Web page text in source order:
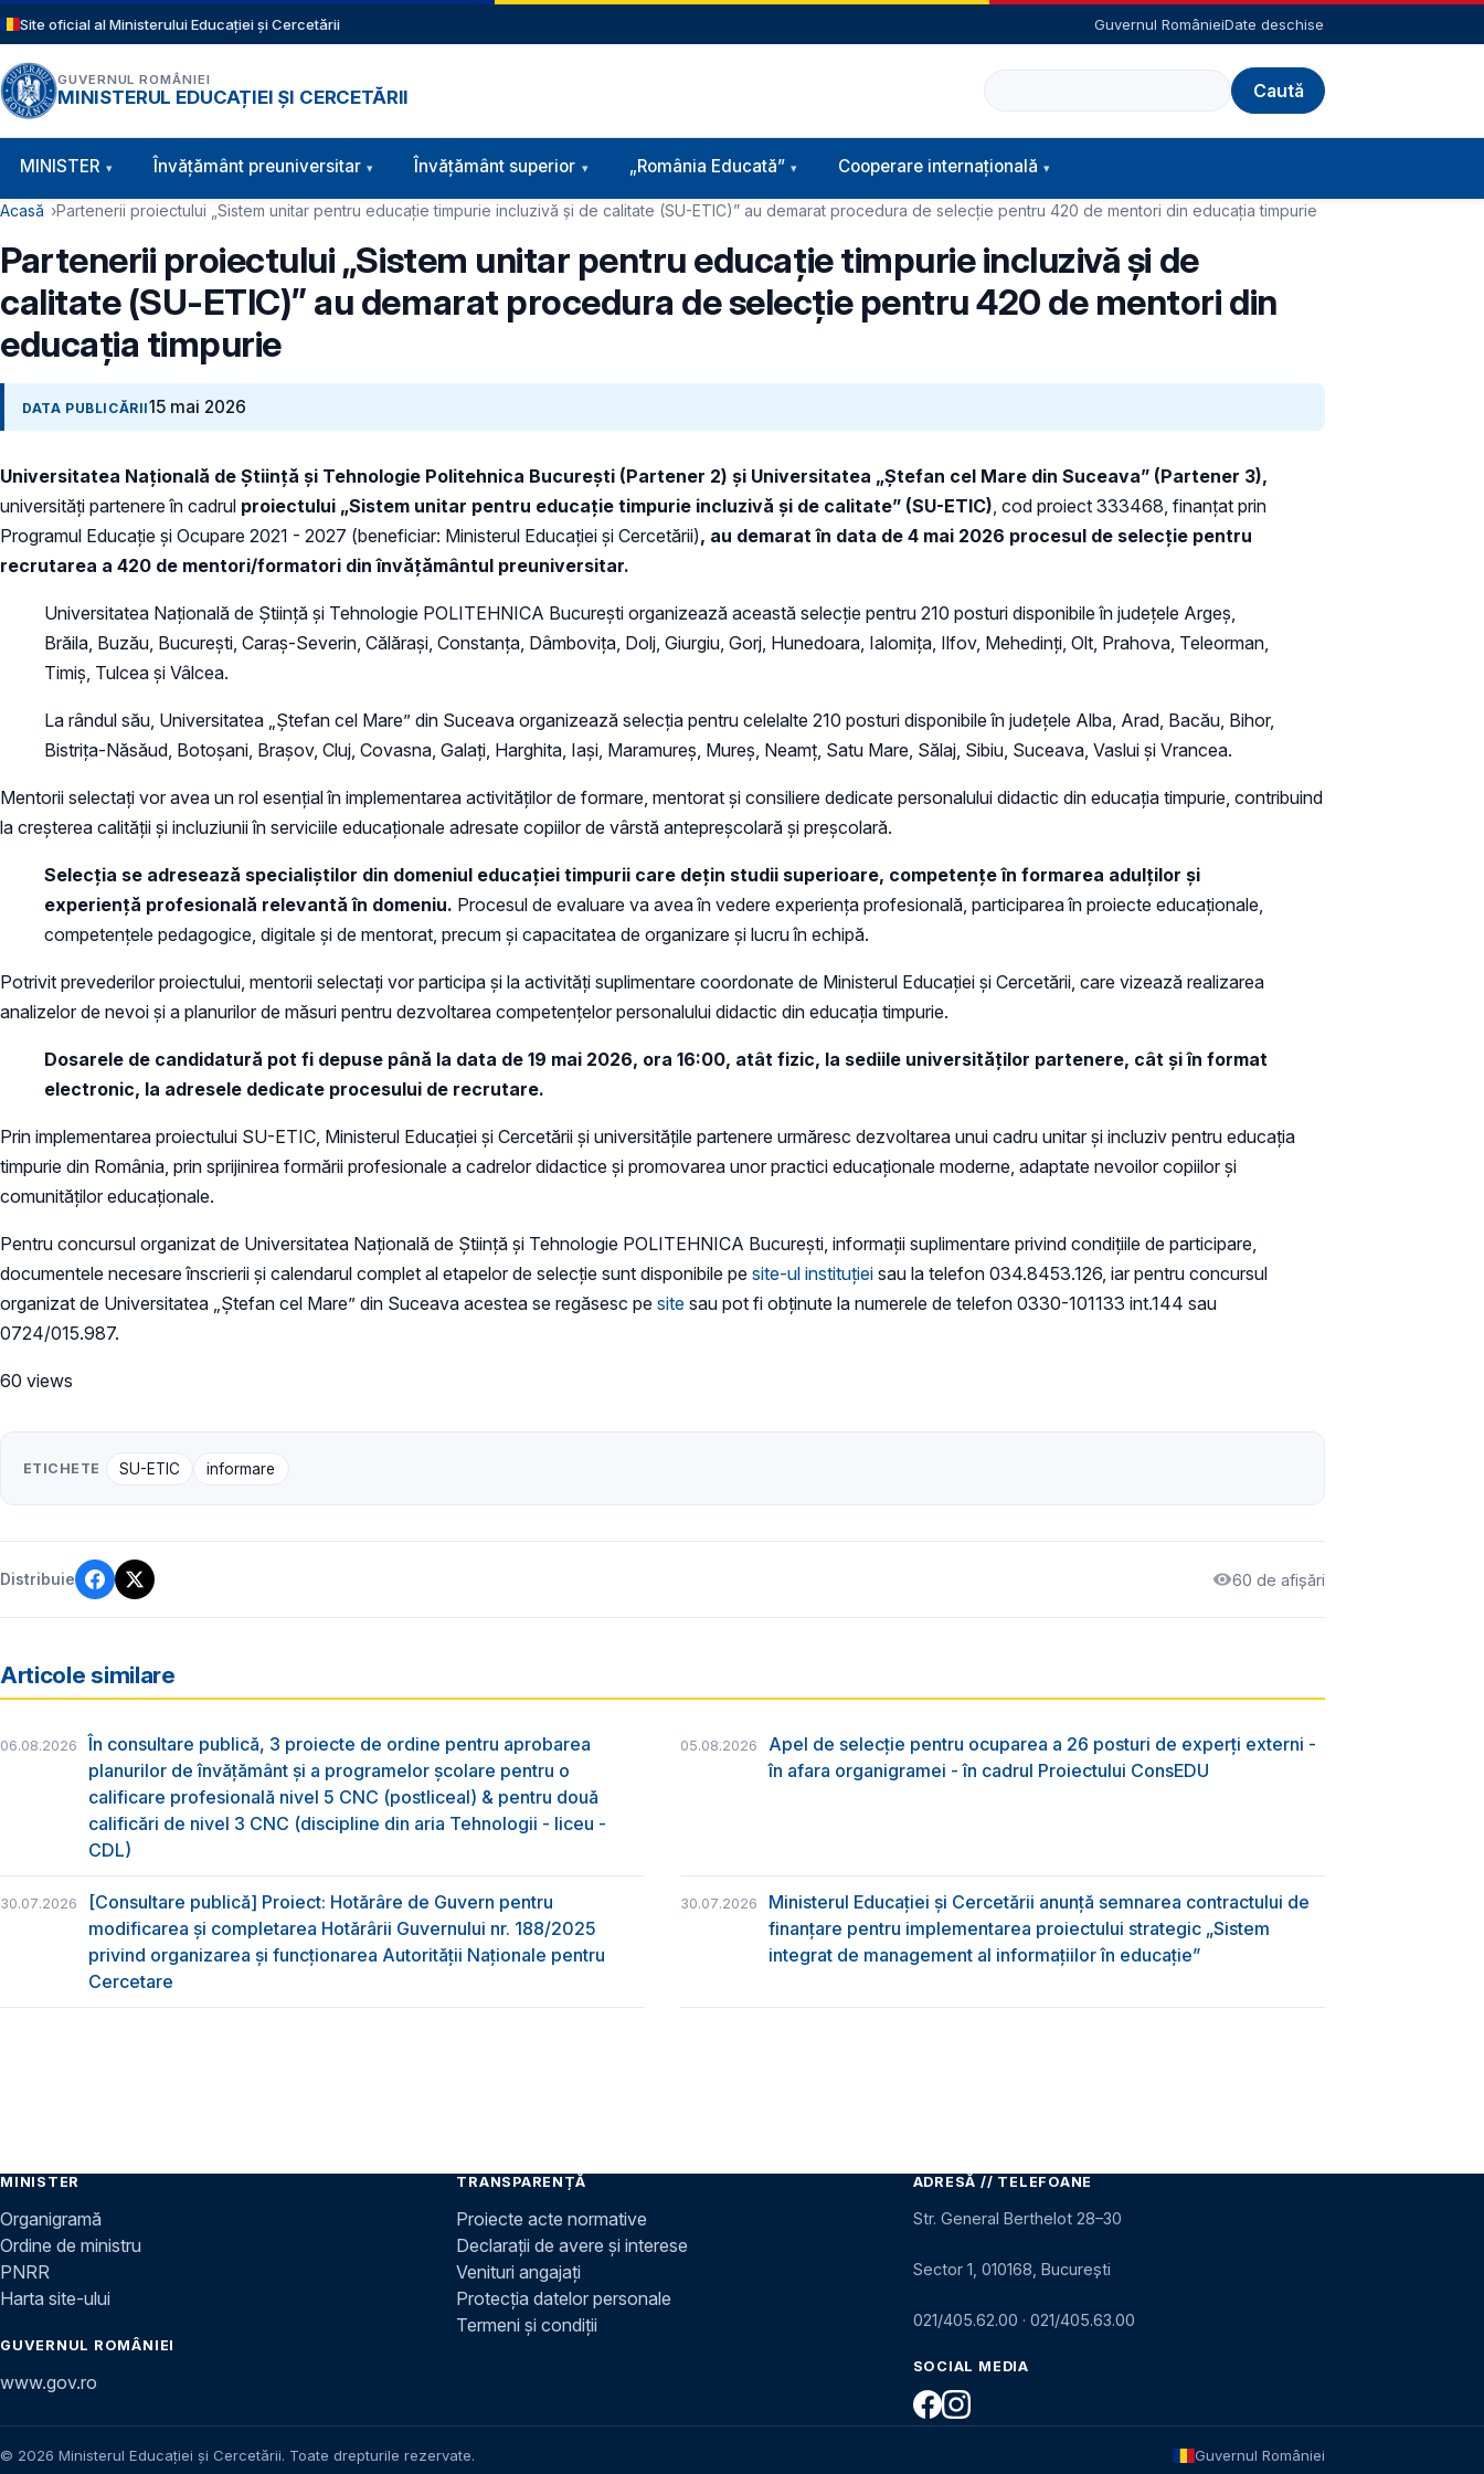
Sari la conținutul principal
Site oficial al Ministerului Educației și Cercetării Guvernul RomânieiDate deschise
GUVERNUL ROMÂNIEI
MINISTERUL EDUCAȚIEI ȘI CERCETĂRII
Caută
Navigație principală
MINISTER Învăţământ preuniversitar Învățământ superior „România Educată” Cooperare internațională
Cale de navigare
Acasă Partenerii proiectului „Sistem unitar pentru educație timpurie incluzivă și de calitate (SU-ETIC)” au demarat procedura de selecție pentru 420 de mentori din educația timpurie
Partenerii proiectului „Sistem unitar pentru educație timpurie incluzivă și de
calitate (SU-ETIC)” au demarat procedura de selecție pentru 420 de mentori din
educația timpurie
DATA PUBLICĂRII15 mai 2026
Universitatea Națională de Știință și Tehnologie Politehnica București (Partener 2) și Universitatea „Ștefan cel Mare din Suceava” (Partener 3),
universități partenere în cadrul proiectului „Sistem unitar pentru educație timpurie incluzivă și de calitate” (SU-ETIC), cod proiect 333468, finanțat prin
Programul Educație și Ocupare 2021 - 2027 (beneficiar: Ministerul Educației și Cercetării), au demarat în data de 4 mai 2026 procesul de selecție pentru
recrutarea a 420 de mentori/formatori din învățământul preuniversitar.
Universitatea Națională de Știință și Tehnologie POLITEHNICA București organizează această selecție pentru 210 posturi disponibile în județele Argeș,
Brăila, Buzău, București, Caraș-Severin, Călărași, Constanța, Dâmbovița, Dolj, Giurgiu, Gorj, Hunedoara, Ialomița, Ilfov, Mehedinți, Olt, Prahova, Teleorman,
Timiș, Tulcea și Vâlcea.
La rândul său, Universitatea „Ștefan cel Mare” din Suceava organizează selecția pentru celelalte 210 posturi disponibile în județele Alba, Arad, Bacău, Bihor,
Bistrița-Năsăud, Botoșani, Brașov, Cluj, Covasna, Galați, Harghita, Iași, Maramureș, Mureș, Neamț, Satu Mare, Sălaj, Sibiu, Suceava, Vaslui și Vrancea.
Mentorii selectați vor avea un rol esențial în implementarea activităților de formare, mentorat și consiliere dedicate personalului didactic din educația timpurie, contribuind
la creșterea calității și incluziunii în serviciile educaționale adresate copiilor de vârstă antepreșcolară și preșcolară.
Selecția se adresează specialiștilor din domeniul educației timpurii care dețin studii superioare, competențe în formarea adulților și
experiență profesională relevantă în domeniu. Procesul de evaluare va avea în vedere experiența profesională, participarea în proiecte educaționale,
competențele pedagogice, digitale și de mentorat, precum și capacitatea de organizare și lucru în echipă.
Potrivit prevederilor proiectului, mentorii selectați vor participa și la activități suplimentare coordonate de Ministerul Educației și Cercetării, care vizează realizarea
analizelor de nevoi și a planurilor de măsuri pentru dezvoltarea competențelor personalului didactic din educația timpurie.
Dosarele de candidatură pot fi depuse până la data de 19 mai 2026, ora 16:00, atât fizic, la sediile universităților partenere, cât și în format
electronic, la adresele dedicate procesului de recrutare.
Prin implementarea proiectului SU-ETIC, Ministerul Educației și Cercetării și universitățile partenere urmăresc dezvoltarea unui cadru unitar și incluziv pentru educația
timpurie din România, prin sprijinirea formării profesionale a cadrelor didactice și promovarea unor practici educaționale moderne, adaptate nevoilor copiilor și
comunităților educaționale.
Pentru concursul organizat de Universitatea Națională de Știință și Tehnologie POLITEHNICA București, informații suplimentare privind condițiile de participare,
documentele necesare înscrierii și calendarul complet al etapelor de selecție sunt disponibile pe site-ul instituției sau la telefon 034.8453.126, iar pentru concursul
organizat de Universitatea „Ștefan cel Mare” din Suceava acestea se regăsesc pe site sau pot fi obținute la numerele de telefon 0330-101133 int.144 sau
0724/015.987.
60 views
ETICHETE SU-ETIC informare
Distribuie 60 de afișări
Articole similare
06.08.2026
În consultare publică, 3 proiecte de ordine pentru aprobarea
planurilor de învățământ și a programelor școlare pentru o
calificare profesională nivel 5 CNC (postliceal) & pentru două
calificări de nivel 3 CNC (discipline din aria Tehnologii - liceu -
CDL)
05.08.2026
Apel de selecție pentru ocuparea a 26 posturi de experți externi -
în afara organigramei - în cadrul Proiectului ConsEDU
30.07.2026
[Consultare publică] Proiect: Hotărâre de Guvern pentru
modificarea și completarea Hotărârii Guvernului nr. 188/2025
privind organizarea şi funcţionarea Autorităţii Naţionale pentru
Cercetare
30.07.2026
Ministerul Educației și Cercetării anunță semnarea contractului de
finanțare pentru implementarea proiectului strategic „Sistem
integrat de management al informațiilor în educație”
MINISTER
Organigramă
Ordine de ministru
PNRR
Harta site-ului
GUVERNUL ROMÂNIEI
www.gov.ro
TRANSPARENȚĂ
Proiecte acte normative
Declarații de avere și interese
Venituri angajați
Protecția datelor personale
Termeni și condiții
ADRESĂ // TELEFOANE
Str. General Berthelot 28–30
Sector 1, 010168, București
021/405.62.00 · 021/405.63.00
SOCIAL MEDIA
© 2026 Ministerul Educației și Cercetării. Toate drepturile rezervate. Guvernul României